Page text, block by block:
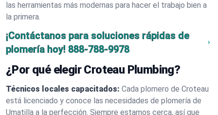
las herramientas más modernas para hacer el trabajo bien a
la primera.
¡Contáctanos para soluciones rápidas de
plomería hoy! 888-788-9978
¿Por qué elegir Croteau Plumbing?
Técnicos locales capacitados: Cada plomero de Croteau
está licenciado y conoce las necesidades de plomería de
Umatilla a la perfección. Siempre estamos cerca, así que